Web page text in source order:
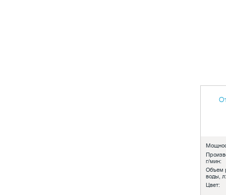
г/мин:
Объем
воды, л:
Цвет: